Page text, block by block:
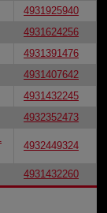
4931925940
4931624256
4931391476
4931407642
4931432245
4932352473
4932449324
4931432260